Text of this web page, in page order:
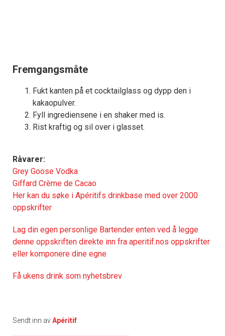
Fremgangsmåte
Fukt kanten på et cocktailglass og dypp den i
kakaopulver.
Fyll ingrediensene i en shaker med is.
Rist kraftig og sil over i glasset.
Råvarer:
Grey Goose Vodka
Giffard Crème de Cacao
Her kan du søke i Apéritifs drinkbase med over 2000
oppskrifter
Lag din egen personlige Bartender enten ved å legge
denne oppskriften direkte inn fra aperitif.nos oppskrifter
eller komponere dine egne
Få ukens drink som nyhetsbrev
Sendt inn avApéritif